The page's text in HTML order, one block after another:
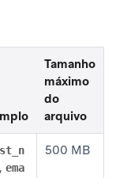
Tamanho
máximo
do
arquivo
, ema
500 MB